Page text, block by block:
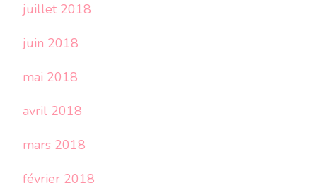
juillet 2018
juin 2018
mai 2018
avril 2018
mars 2018
février 2018